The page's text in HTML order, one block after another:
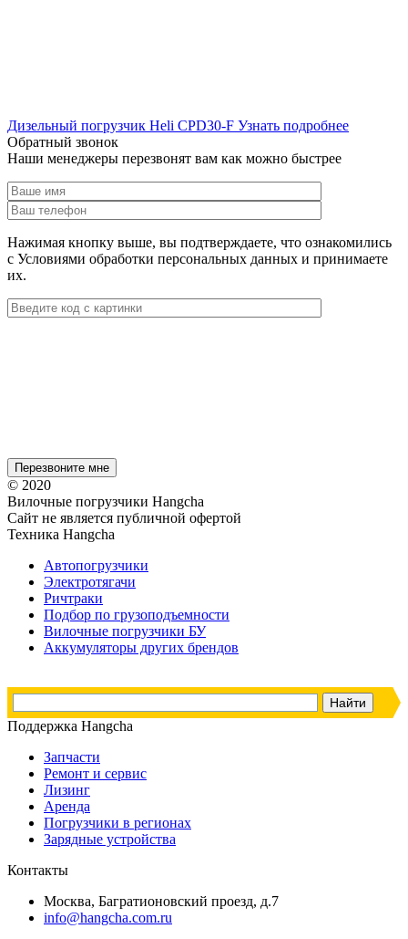
Дизельный погрузчик Heli CPD30-F Узнать подробнее
Обратный звонок
Наши менеджеры перезвонят вам как можно быстрее
Нажимая кнопку выше, вы подтверждаете, что ознакомились
с Условиями обработки персональных данных и принимаете
их.
© 2020
Вилочные погрузчики Hangcha
Сайт не является публичной офертой
Техника Hangcha
Автопогрузчики
Электротягачи
Ричтраки
Подбор по грузоподъемности
Вилочные погрузчики БУ
Аккумуляторы других брендов
Поддержка Hangcha
Запчасти
Ремонт и сервис
Лизинг
Аренда
Погрузчики в регионах
Зарядные устройства
Контакты
Москва, Багратионовский проезд, д.7
info@hangcha.com.ru